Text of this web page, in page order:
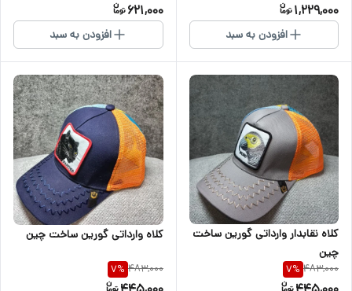
1,229,000
افزودن به سبد
621,000
افزودن به سبد
کلاه نقابدار وارداتی گورین ساخت
چین
483,000
7%
کلاه وارداتی گورین ساخت چین
483,000
7%